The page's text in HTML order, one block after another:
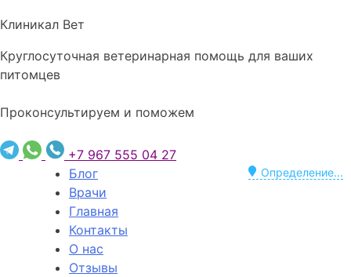
Клиникал Вет
Круглосуточная ветеринарная помощь для ваших
питомцев
Проконсультируем и поможем
+7 967 555 04 27
Определение...
Блог
Врачи
Главная
Контакты
О нас
Отзывы